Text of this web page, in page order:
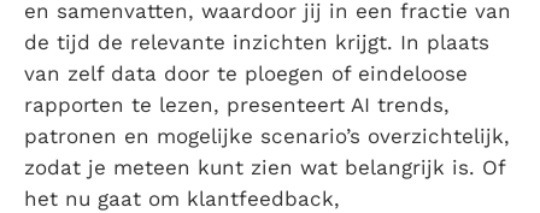
en samenvatten, waardoor jij in een fractie van
de tijd de relevante inzichten krijgt. In plaats
van zelf data door te ploegen of eindeloose
rapporten te lezen, presenteert AI trends,
patronen en mogelijke scenario’s overzichtelijk,
zodat je meteen kunt zien wat belangrijk is. Of
het nu gaat om klantfeedback,